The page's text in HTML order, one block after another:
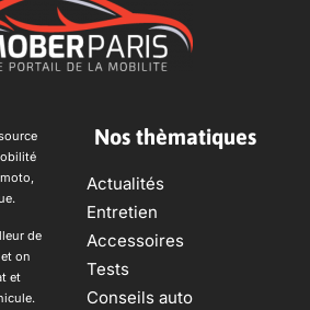
de
on
et
Nos thèmatiques
Actualités
Entretien
Accessoires
Tests
Conseils auto